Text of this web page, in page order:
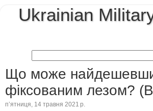
Ukrainian
Що може
фіксованим лезом?
пʼятниця, 14 травня 2021 р.